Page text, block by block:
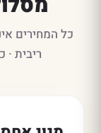
ריבית